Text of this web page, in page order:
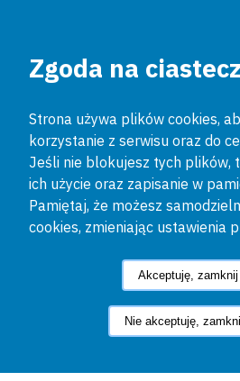
Zgoda na
Strona używa plików cookies,
korzystanie z serwisu oraz do
Jeśli nie blokujesz tych plików,
ich użycie oraz zapisanie w
Pamiętaj, że możesz
cookies, zmieniając ustawienia
Akceptuję, zamknij
Nie akceptuję,